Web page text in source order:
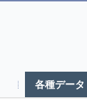
各種デー